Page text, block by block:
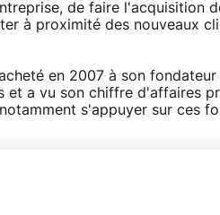
de faire l'acquisition
à proximité des nouveaux
en 2007 à son
et a vu son chiffre d'affaires
s'appuyer sur ces